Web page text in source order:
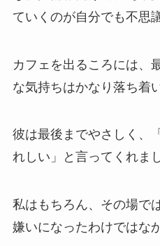
ていくのが自分でも不思
カフェを出るころには、
な気持ちはかなり落ち着
彼は最後までやさしく、
れしい」と言ってくれま
私はもちろん、その場で
嫌いになったわけではな